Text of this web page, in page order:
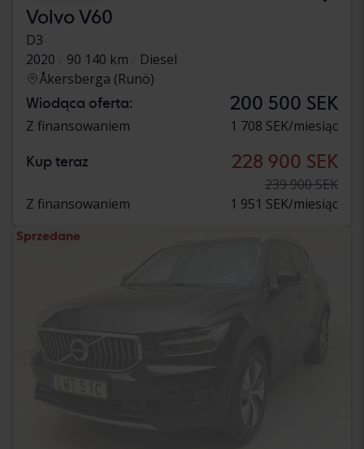
Volvo V60
D3
2020
90 140 km
Diesel
Åkersberga (Runö)
Wiodąca oferta: 200 500 SEK
Z finansowaniem 1 708 SEK/miesiąc
Kup teraz 228 900 SEK
239 900 SEK
Z finansowaniem
1 951 SEK/miesiąc
Sprzedane